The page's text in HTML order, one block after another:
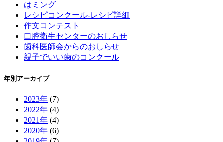
はミング
レシピコンクール-レシピ詳細
作文コンテスト
口腔衛生センターのおしらせ
歯科医師会からのおしらせ
親子でいい歯のコンクール
年別アーカイブ
2023年 (7)
2022年 (4)
2021年 (4)
2020年 (6)